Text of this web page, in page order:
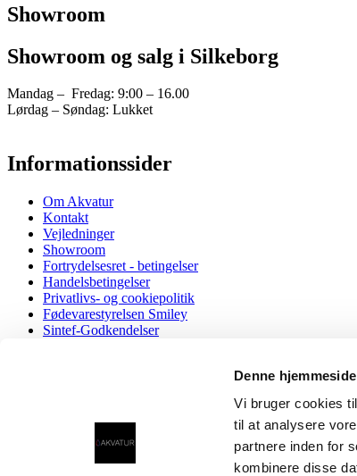
Denne
Vi bruger cookies
til at analysere
partnere inden for
kombinere disse
Showroom
Showroom og salg i Silkeborg
Mandag – Fredag: 9:00 – 16.00
Lørdag – Søndag: Lukket
Informationssider
Om Akvatur
Kontakt
Vejledninger
Showroom
Fortrydelsesret - betingelser
Handelsbetingelser
Privatlivs- og cookiepolitik
Fødevarestyrelsen Smiley
Sintef-Godkendelser
Taurus 4-1 med kogende, kølet og koldt/varmt
Taurus 5-1 med kogende og kølet vand samt
Taurus 3-1 ICE med kølet og koldt/varmt vand,
Taurus 4-1 ICE med kølet vand samt brus og